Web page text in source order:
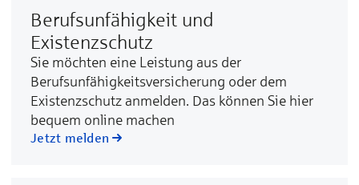
Berufsunfähigkeit und
Existenzschutz
Sie möchten eine Leistung aus der
Berufsunfähigkeitsversicherung oder dem
Existenzschutz anmelden. Das können Sie hier
bequem online machen
Jetzt melden